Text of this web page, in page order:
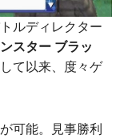
ルディレクター
スター ブラッ
て以来、度々ゲ
可能。見事勝利